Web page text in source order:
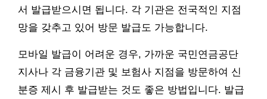
서 발급받으시면 됩니다. 각 기관은 전국적인 지점
망을 갖추고 있어 방문 발급도 가능합니다.
모바일 발급이 어려운 경우, 가까운 국민연금공단
지사나 각 금융기관 및 보험사 지점을 방문하여 신
분증 제시 후 발급받는 것도 좋은 방법입니다. 발급